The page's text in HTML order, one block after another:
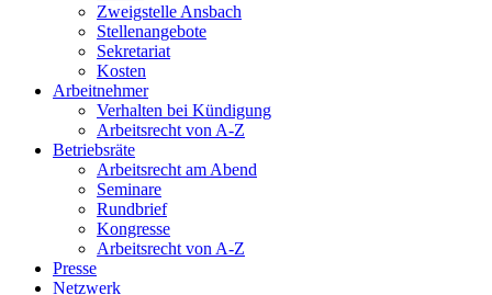
Zweigstelle Ansbach
Stellenangebote
Sekretariat
Kosten
Arbeitnehmer
Verhalten bei Kündigung
Arbeitsrecht von A-Z
Betriebsräte
Arbeitsrecht am Abend
Seminare
Rundbrief
Kongresse
Arbeitsrecht von A-Z
Presse
Netzwerk